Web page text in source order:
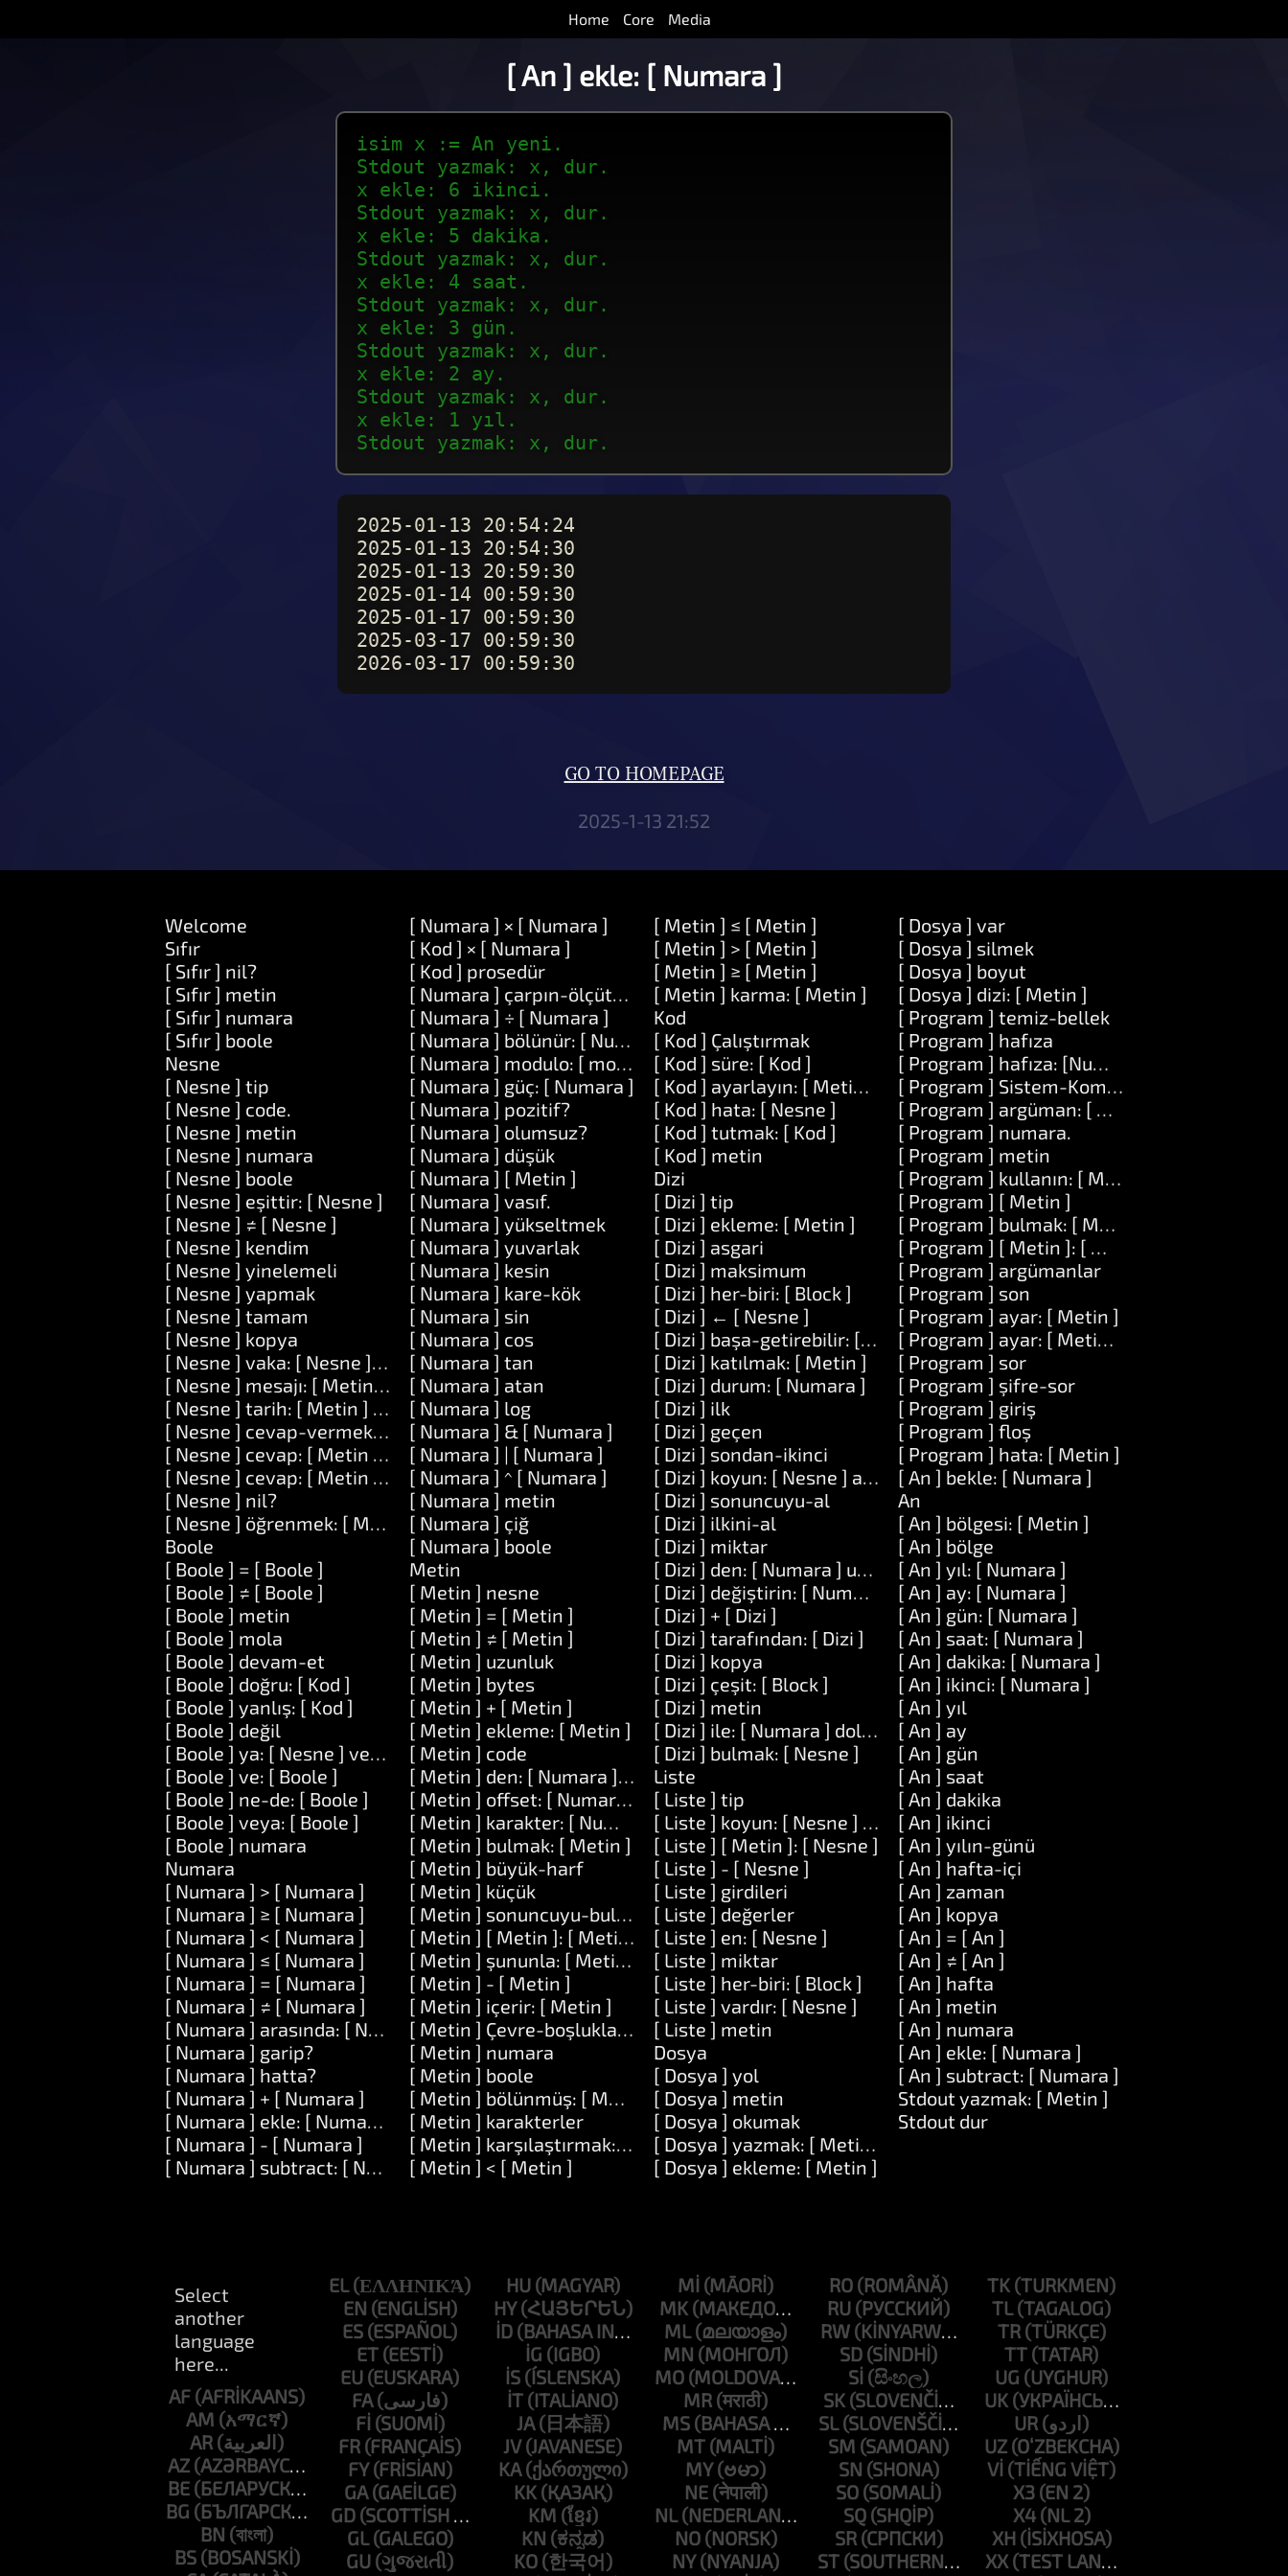
Home Core Media
[ An ] ekle: [ Numara ]
isim x := An yeni.
Stdout yazmak: x, dur.
x ekle: 6 ikinci.
Stdout yazmak: x, dur.
x ekle: 5 dakika.
Stdout yazmak: x, dur.
x ekle: 4 saat.
Stdout yazmak: x, dur.
x ekle: 3 gün.
Stdout yazmak: x, dur.
x ekle: 2 ay.
Stdout yazmak: x, dur.
x ekle: 1 yıl.
Stdout yazmak: x, dur.
2025-01-13 20:54:24
2025-01-13 20:54:30
2025-01-13 20:59:30
2025-01-14 00:59:30
2025-01-17 00:59:30
2025-03-17 00:59:30
2026-03-17 00:59:30
GO TO HOMEPAGE
2025-1-13 21:52
Welcome
Sıfır
[ Sıfır ] nil?
[ Sıfır ] metin
[ Sıfır ] numara
[ Sıfır ] boole
Nesne
[ Nesne ] tip
[ Nesne ] code.
[ Nesne ] metin
[ Nesne ] numara
[ Nesne ] boole
[ Nesne ] eşittir: [ Nesne ]
[ Nesne ] ≠ [ Nesne ]
[ Nesne ] kendim
[ Nesne ] yinelemeli
[ Nesne ] yapmak
[ Nesne ] tamam
[ Nesne ] kopya
[ Nesne ] vaka: [ Nesne ] do: [ Kod ]
[ Nesne ] mesajı: [ Metin ] argümanlar: [ Dizi ]
[ Nesne ] tarih: [ Metin ] do: [ Kod ]
[ Nesne ] cevap-vermek: [ Metin ]
[ Nesne ] cevap: [ Metin ] ve: [ Metin ]
[ Nesne ] cevap: [ Metin ] ve: [ Metin ] ve: [ Metin ]
[ Nesne ] nil?
[ Nesne ] öğrenmek: [ Metin ] araçlar: [ Metin ]
Boole
[ Boole ] = [ Boole ]
[ Boole ] ≠ [ Boole ]
[ Boole ] metin
[ Boole ] mola
[ Boole ] devam-et
[ Boole ] doğru: [ Kod ]
[ Boole ] yanlış: [ Kod ]
[ Boole ] değil
[ Boole ] ya: [ Nesne ] veya: [ Nesne ]
[ Boole ] ve: [ Boole ]
[ Boole ] ne-de: [ Boole ]
[ Boole ] veya: [ Boole ]
[ Boole ] numara
Numara
[ Numara ] > [ Numara ]
[ Numara ] ≥ [ Numara ]
[ Numara ] < [ Numara ]
[ Numara ] ≤ [ Numara ]
[ Numara ] = [ Numara ]
[ Numara ] ≠ [ Numara ]
[ Numara ] arasında: [ Numara ] ve: [ Numara ]
[ Numara ] garip?
[ Numara ] hatta?
[ Numara ] + [ Numara ]
[ Numara ] ekle: [ Numara ]
[ Numara ] - [ Numara ]
[ Numara ] subtract: [ Numara ]
[ Numara ] × [ Numara ]
[ Kod ] × [ Numara ]
[ Kod ] prosedür
[ Numara ] çarpın-ölçütü: [ Numara ]
[ Numara ] ÷ [ Numara ]
[ Numara ] bölünür: [ Numara ]
[ Numara ] modulo: [ modulo ]
[ Numara ] güç: [ Numara ]
[ Numara ] pozitif?
[ Numara ] olumsuz?
[ Numara ] düşük
[ Numara ] [ Metin ]
[ Numara ] vasıf.
[ Numara ] yükseltmek
[ Numara ] yuvarlak
[ Numara ] kesin
[ Numara ] kare-kök
[ Numara ] sin
[ Numara ] cos
[ Numara ] tan
[ Numara ] atan
[ Numara ] log
[ Numara ] & [ Numara ]
[ Numara ] | [ Numara ]
[ Numara ] ^ [ Numara ]
[ Numara ] metin
[ Numara ] çiğ
[ Numara ] boole
Metin
[ Metin ] nesne
[ Metin ] = [ Metin ]
[ Metin ] ≠ [ Metin ]
[ Metin ] uzunluk
[ Metin ] bytes
[ Metin ] + [ Metin ]
[ Metin ] ekleme: [ Metin ]
[ Metin ] code
[ Metin ] den: [ Numara ] uzunluk: [ Numara ]
[ Metin ] offset: [ Numara ]
[ Metin ] karakter: [ Numara ]
[ Metin ] bulmak: [ Metin ]
[ Metin ] büyük-harf
[ Metin ] küçük
[ Metin ] sonuncuyu-bul: [ Metin ]
[ Metin ] [ Metin ]: [ Metin ]
[ Metin ] şununla: [ Metin ] değiştir: [ Metin ]
[ Metin ] - [ Metin ]
[ Metin ] içerir: [ Metin ]
[ Metin ] Çevre-boşlukları-kaldırın
[ Metin ] numara
[ Metin ] boole
[ Metin ] bölünmüş: [ Metin ]
[ Metin ] karakterler
[ Metin ] karşılaştırmak: [ Metin ]
[ Metin ] < [ Metin ]
[ Metin ] ≤ [ Metin ]
[ Metin ] > [ Metin ]
[ Metin ] ≥ [ Metin ]
[ Metin ] karma: [ Metin ]
Kod
[ Kod ] Çalıştırmak
[ Kod ] süre: [ Kod ]
[ Kod ] ayarlayın: [ Metin ] değeri: [ Nesne ]
[ Kod ] hata: [ Nesne ]
[ Kod ] tutmak: [ Kod ]
[ Kod ] metin
Dizi
[ Dizi ] tip
[ Dizi ] ekleme: [ Metin ]
[ Dizi ] asgari
[ Dizi ] maksimum
[ Dizi ] her-biri: [ Block ]
[ Dizi ] ← [ Nesne ]
[ Dizi ] başa-getirebilir: [ Metin ]
[ Dizi ] katılmak: [ Metin ]
[ Dizi ] durum: [ Numara ]
[ Dizi ] ilk
[ Dizi ] geçen
[ Dizi ] sondan-ikinci
[ Dizi ] koyun: [ Nesne ] at: [ Numara ]
[ Dizi ] sonuncuyu-al
[ Dizi ] ilkini-al
[ Dizi ] miktar
[ Dizi ] den: [ Numara ] uzunluk: [ Numara ]
[ Dizi ] değiştirin: [ Numara ] uzunluk: [ Numara ] ile: [ Dizi ]
[ Dizi ] + [ Dizi ]
[ Dizi ] tarafından: [ Dizi ]
[ Dizi ] kopya
[ Dizi ] çeşit: [ Block ]
[ Dizi ] metin
[ Dizi ] ile: [ Numara ] doldurun: [ Nesne ]
[ Dizi ] bulmak: [ Nesne ]
Liste
[ Liste ] tip
[ Liste ] koyun: [ Nesne ] at: [ Nesne ]
[ Liste ] [ Metin ]: [ Nesne ]
[ Liste ] - [ Nesne ]
[ Liste ] girdileri
[ Liste ] değerler
[ Liste ] en: [ Nesne ]
[ Liste ] miktar
[ Liste ] her-biri: [ Block ]
[ Liste ] vardır: [ Nesne ]
[ Liste ] metin
Dosya
[ Dosya ] yol
[ Dosya ] metin
[ Dosya ] okumak
[ Dosya ] yazmak: [ Metin ]
[ Dosya ] ekleme: [ Metin ]
[ Dosya ] var
[ Dosya ] silmek
[ Dosya ] boyut
[ Dosya ] dizi: [ Metin ]
[ Program ] temiz-bellek
[ Program ] hafıza
[ Program ] hafıza: [Number]
[ Program ] Sistem-Komutu: [ Metin ]
[ Program ] argüman: [ Numara ]
[ Program ] numara.
[ Program ] metin
[ Program ] kullanın: [ Metin ]
[ Program ] [ Metin ]
[ Program ] bulmak: [ Metin ]
[ Program ] [ Metin ]: [ Metin ]
[ Program ] argümanlar
[ Program ] son
[ Program ] ayar: [ Metin ]
[ Program ] ayar: [ Metin ] değeri: [ Metin ]
[ Program ] sor
[ Program ] şifre-sor
[ Program ] giriş
[ Program ] floş
[ Program ] hata: [ Metin ]
[ An ] bekle: [ Numara ]
An
[ An ] bölgesi: [ Metin ]
[ An ] bölge
[ An ] yıl: [ Numara ]
[ An ] ay: [ Numara ]
[ An ] gün: [ Numara ]
[ An ] saat: [ Numara ]
[ An ] dakika: [ Numara ]
[ An ] ikinci: [ Numara ]
[ An ] yıl
[ An ] ay
[ An ] gün
[ An ] saat
[ An ] dakika
[ An ] ikinci
[ An ] yılın-günü
[ An ] hafta-içi
[ An ] zaman
[ An ] kopya
[ An ] = [ An ]
[ An ] ≠ [ An ]
[ An ] hafta
[ An ] metin
[ An ] numara
[ An ] ekle: [ Numara ]
[ An ] subtract: [ Numara ]
Stdout yazmak: [ Metin ]
Stdout dur
AF
AM
AR
AZ
BE
BG
BN
BS
EL
EN
ES
ET
EU
FA
FI
FR
FY
GA
GD
GL
GU
HU
HY
ID
IG
IS
IT
JA
JV
KA
KK
KM
KN
KO
MI
MK
ML
MN
MO
MR
MS
MT
MY
NE
NL
NO
NY
RO
RU
RW
SD
SI
SK
SL
SM
SN
SO
SQ
SR
ST
TK
TL
TR
TT
UG
UK
UR
UZ
VI
X3
X4
XH
XX